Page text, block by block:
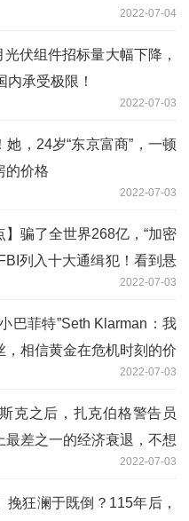
2022-07-04
伏组件招标量大幅下降，
内承受极限！
2022-07-03
她，24岁“东京富商”，一顿
的价格
2022-07-03
】骗了全世界268亿，“加密
列入十大通缉犯！看到悬
2022-07-03
巴菲特”Seth Klarman：我
，相信黄金在危机时刻的价
2022-07-03
克之后，扎克伯格警告员
最差之一的经济衰退，不想
2022-07-03
挽狂澜于既倒？115年后，